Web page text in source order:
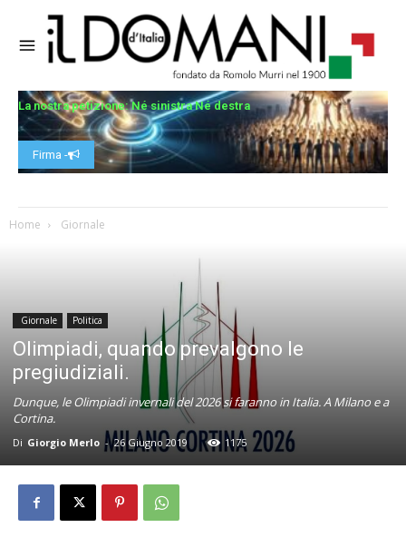
La nostra petizione: Né sinistra Né destra
Firma -
Home Giornale
Giornale Politica
Olimpiadi, quando prevalgono le
pregiudiziali.
Dunque, le Olimpiadi invernali del 2026 si faranno in Italia. A Milano e a
Cortina.
Di Giorgio Merlo - 26 Giugno 2019 1175